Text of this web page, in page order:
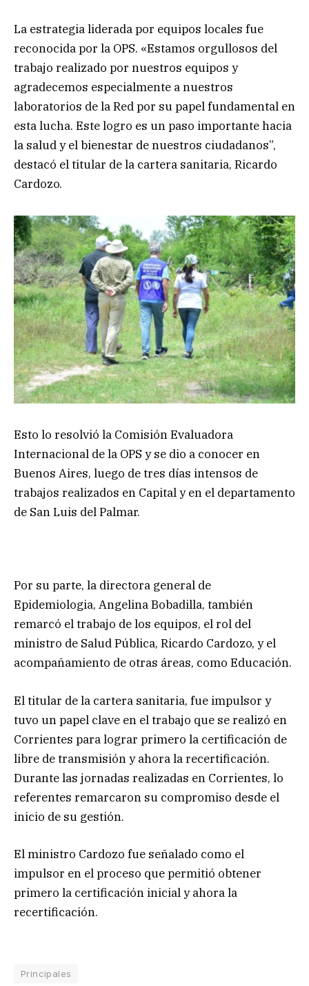
La estrategia liderada por equipos locales fue
reconocida por la OPS. «Estamos orgullosos del
trabajo realizado por nuestros equipos y
agradecemos especialmente a nuestros
laboratorios de la Red por su papel fundamental en
esta lucha. Este logro es un paso importante hacia
la salud y el bienestar de nuestros ciudadanos”,
destacó el titular de la cartera sanitaria, Ricardo
Cardozo.
Esto lo resolvió la Comisión Evaluadora
Internacional de la OPS y se dio a conocer en
Buenos Aires, luego de tres días intensos de
trabajos realizados en Capital y en el departamento
de San Luis del Palmar.
Por su parte, la directora general de
Epidemiologia, Angelina Bobadilla, también
remarcó el trabajo de los equipos, el rol del
ministro de Salud Pública, Ricardo Cardozo, y el
acompañamiento de otras áreas, como Educación.
El titular de la cartera sanitaria, fue impulsor y
tuvo un papel clave en el trabajo que se realizó en
Corrientes para lograr primero la certificación de
libre de transmisión y ahora la recertificación.
Durante las jornadas realizadas en Corrientes, lo
referentes remarcaron su compromiso desde el
inicio de su gestión.
El ministro Cardozo fue señalado como el
impulsor en el proceso que permitió obtener
primero la certificación inicial y ahora la
recertificación.
Principales